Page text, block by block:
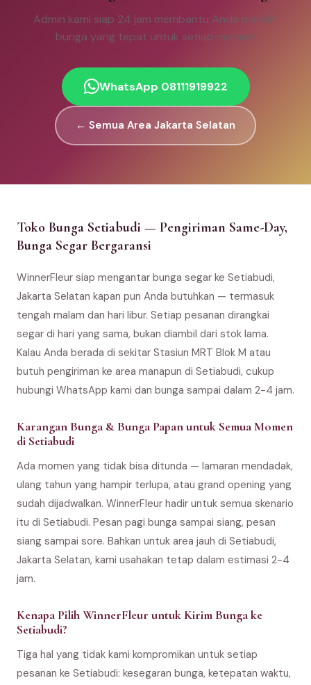
Admin kami siap 24 jam membantu Anda memilih
bunga yang tepat untuk setiap momen.
WhatsApp 08111919922
← Semua Area Jakarta Selatan
Toko Bunga Setiabudi — Pengiriman Same-Day,
Bunga Segar Bergaransi
WinnerFleur siap mengantar bunga segar ke Setiabudi,
Jakarta Selatan kapan pun Anda butuhkan — termasuk
tengah malam dan hari libur. Setiap pesanan dirangkai
segar di hari yang sama, bukan diambil dari stok lama.
Kalau Anda berada di sekitar Stasiun MRT Blok M atau
butuh pengiriman ke area manapun di Setiabudi, cukup
hubungi WhatsApp kami dan bunga sampai dalam 2-4 jam.
Karangan Bunga & Bunga Papan untuk Semua Momen
di Setiabudi
Ada momen yang tidak bisa ditunda — lamaran mendadak,
ulang tahun yang hampir terlupa, atau grand opening yang
sudah dijadwalkan. WinnerFleur hadir untuk semua skenario
itu di Setiabudi. Pesan pagi bunga sampai siang, pesan
siang sampai sore. Bahkan untuk area jauh di Setiabudi,
Jakarta Selatan, kami usahakan tetap dalam estimasi 2-4
jam.
Kenapa Pilih WinnerFleur untuk Kirim Bunga ke
Setiabudi?
Tiga hal yang tidak kami kompromikan untuk setiap
pesanan ke Setiabudi: kesegaran bunga, ketepatan waktu,